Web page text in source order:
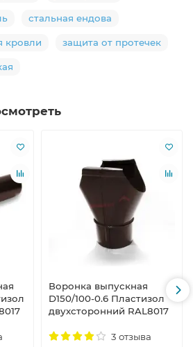
стальная ендова
кровли защита от протечек
Воронка выпускная
D150/100-0.6 Пластизол
двухсторонний RAL8017
3 отзыва